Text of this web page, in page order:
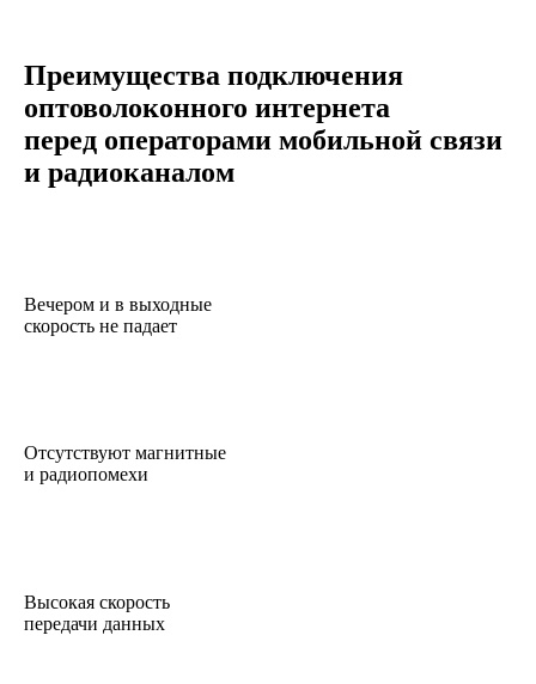
Преимущества подключения
оптоволоконного интернета
перед операторами мобильной связи
и радиоканалом
Вечером и в выходные
скорость не падает
Отсутствуют магнитные
и радиопомехи
Высокая скорость
передачи данных